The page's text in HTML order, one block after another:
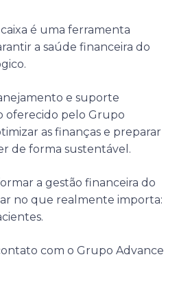
é uma ferramenta
a saúde financeira do
e suporte
oferecido pelo Grupo
as finanças e preparar
de forma sustentável.
a gestão financeira do
no que realmente importa:
com o Grupo Advance